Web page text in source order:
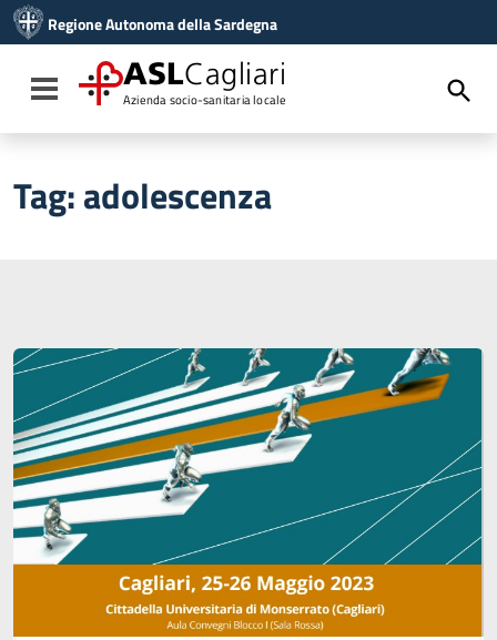
Vai al menu di navigazione
Vai al footer
Regione Autonoma della Sardegna
Toggle navigation
ASLCagliari
Azienda socio-sanitaria locale
Tag:adolescenza